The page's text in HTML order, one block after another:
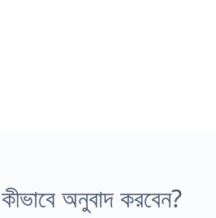
অনুবাদ করবেন?